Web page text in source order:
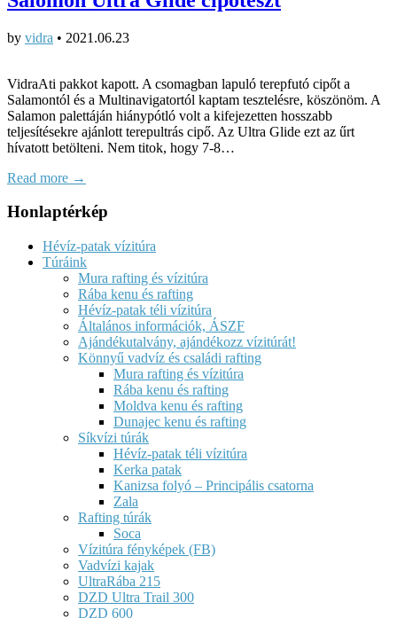
by vidra • 2021.06.23
VidraAti pakkot kapott. A csomagban lapuló terepfutó cipőt a
Salamontól és a Multinavigatortól kaptam tesztelésre, köszönöm. A
Salamon palettáján hiánypótló volt a kifejezetten hosszabb
teljesítésekre ajánlott terepultrás cipő. Az Ultra Glide ezt az űrt
hívatott betölteni. Nem titok, hogy 7-8…
Read more →
Honlaptérkép
Hévíz-patak vízitúra
Túráink
Mura rafting és vízitúra
Rába kenu és rafting
Hévíz-patak téli vízitúra
Általános információk, ÁSZF
Ajándékutalvány, ajándékozz vízitúrát!
Könnyű vadvíz és családi rafting
Mura rafting és vízitúra
Rába kenu és rafting
Moldva kenu és rafting
Dunajec kenu és rafting
Síkvízi túrák
Hévíz-patak téli vízitúra
Kerka patak
Kanizsa folyó – Principális csatorna
Zala
Rafting túrák
Soca
Vízitúra fényképek (FB)
Vadvízi kajak
UltraRába 215
DZD Ultra Trail 300
DZD 600